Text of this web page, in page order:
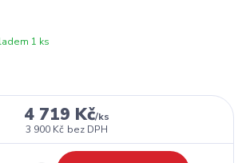
1 ks
4 719 Kč/ks
3 900 Kč bez DPH